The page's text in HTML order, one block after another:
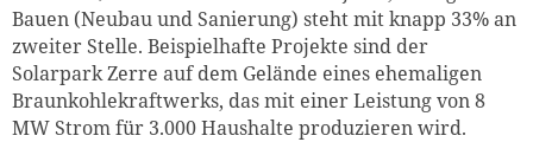
Bauen (Neubau und Sanierung) steht mit knapp 33% an
zweiter Stelle. Beispielhafte Projekte sind der
Solarpark Zerre auf dem Gelände eines ehemaligen
Braunkohlekraftwerks, das mit einer Leistung von 8
MW Strom für 3.000 Haushalte produzieren wird.